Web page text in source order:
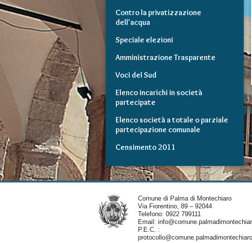
Contro la privatizzazione
dell'acqua
Speciale elezioni
Amministrazione Trasparente
Voci del Sud
Elenco incarichi in società
partecipate
Elenco società a totale o parziale
partecipazione comunale
Censimento 2011
Comune di Palma di Montechiaro
Via Fiorentino, 89 – 92044
Telefono: 0922 799111
Email:
P.E.C. :